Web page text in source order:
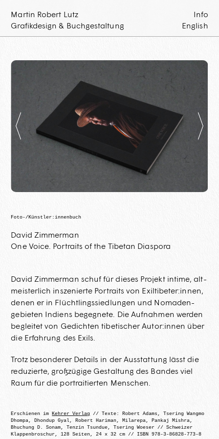
Martin Robert Lutz
Grafikdesign & Buchgestaltung
Info
English
Foto-/Künstler:innenbuch
David Zimmerman
One Voice. Portraits of the Tibetan Diaspora
David Zimmerman schuf für dieses Projekt intime, alt­
meisterlich insze­nierte Portraits von Exiltibeter:innen,
denen er in Flücht­lings­siedlungen und Nomaden­
gebieten Indiens begegnete. Die Aufnahmen werden
begleitet von Gedichten tibetischer Autor:innen über
die Erfahrung des Exils.
Trotz besonderer Details in der Ausstattung lässt die
reduzierte, großzügige Gestaltung des Bandes viel
Raum für die portraitierten Menschen.
Erschienen im Kehrer Verlag // Texte: Robert Adams, Tsering Wangmo
Dhompa, Dhondup Gyal, Robert Hariman, Milarepa, Pankaj Mishra,
Bhuchung D. Sonam, Tenzin Tsundue, Tsering Woeser // Schweizer
Klappenbroschur, 128 Seiten, 24 x 32 cm // ISBN 978-3-86828-773-8